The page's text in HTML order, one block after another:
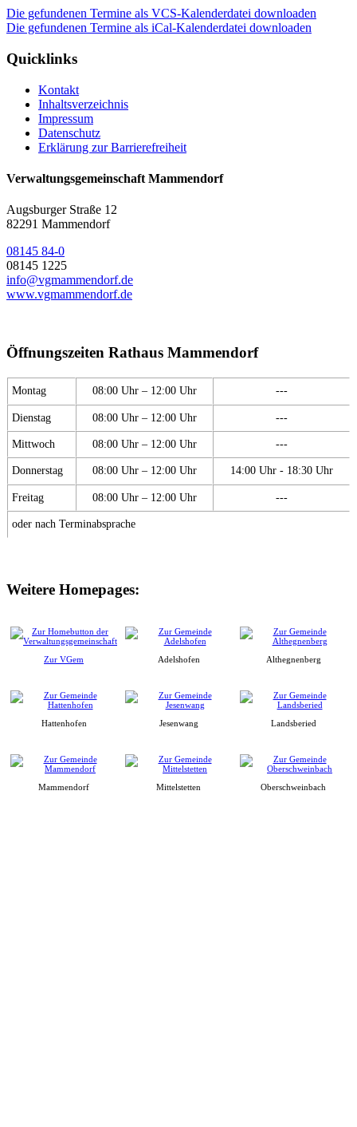
Die gefundenen Termine als VCS-Kalenderdatei downloaden
Die gefundenen Termine als iCal-Kalenderdatei downloaden
Quicklinks
Kontakt
Inhaltsverzeichnis
Impressum
Datenschutz
Erklärung zur Barrierefreiheit
Verwaltungsgemeinschaft Mammendorf
Augsburger Straße 12
82291 Mammendorf
08145 84-0
08145 1225
info@vgmammendorf.de
www.vgmammendorf.de
Öffnungszeiten Rathaus Mammendorf
Montag 08:00 Uhr – 12:00 Uhr ---
Dienstag 08:00 Uhr – 12:00 Uhr ---
Mittwoch 08:00 Uhr – 12:00 Uhr ---
Donnerstag 08:00 Uhr – 12:00 Uhr 14:00 Uhr - 18:30 Uhr
Freitag 08:00 Uhr – 12:00 Uhr ---
oder nach Terminabsprache
Weitere Homepages:
Zur VGem Adelshofen Althegnenberg
Hattenhofen Jesenwang Landsberied
Mammendorf Mittelstetten Oberschweinbach